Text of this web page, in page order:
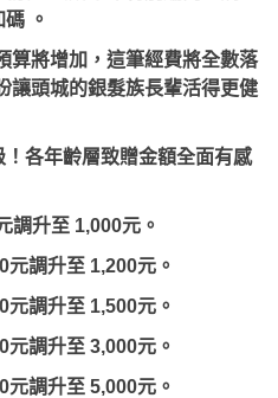
。
算將增加，這筆經費將全數落
讓頭城的銀髮族長輩活得更健
各年齡層致贈金額全面有感
調升至 1,000元。
調升至 1,200元。
調升至 1,500元。
調升至 3,000元。
調升至 5,000元。